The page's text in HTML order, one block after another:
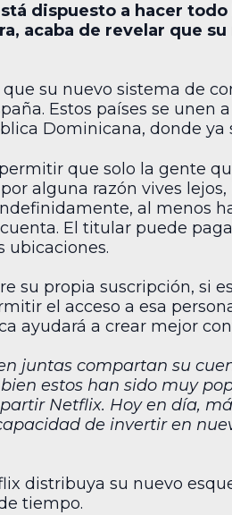
dispuesto a hacer
acaba de revelar que
que su nuevo sistema de
Estos países se unen
Dominicana, donde ya
que solo la gente
alguna razón vives
al menos
El titular puede
ubicaciones.
su propia suscripción, si
el acceso a esa
ayudará a crear mejor
juntas compartan su
estos han sido muy
Netflix. Hoy en día,
de invertir en
distribuya su nuevo
tiempo.